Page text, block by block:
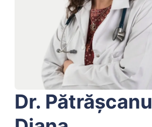
Dr. Pătrășcanu